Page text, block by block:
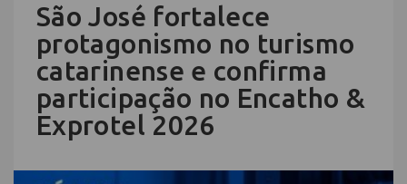
São José fortalece
protagonismo no turismo
catarinense e confirma
participação no Encatho &
Exprotel 2026